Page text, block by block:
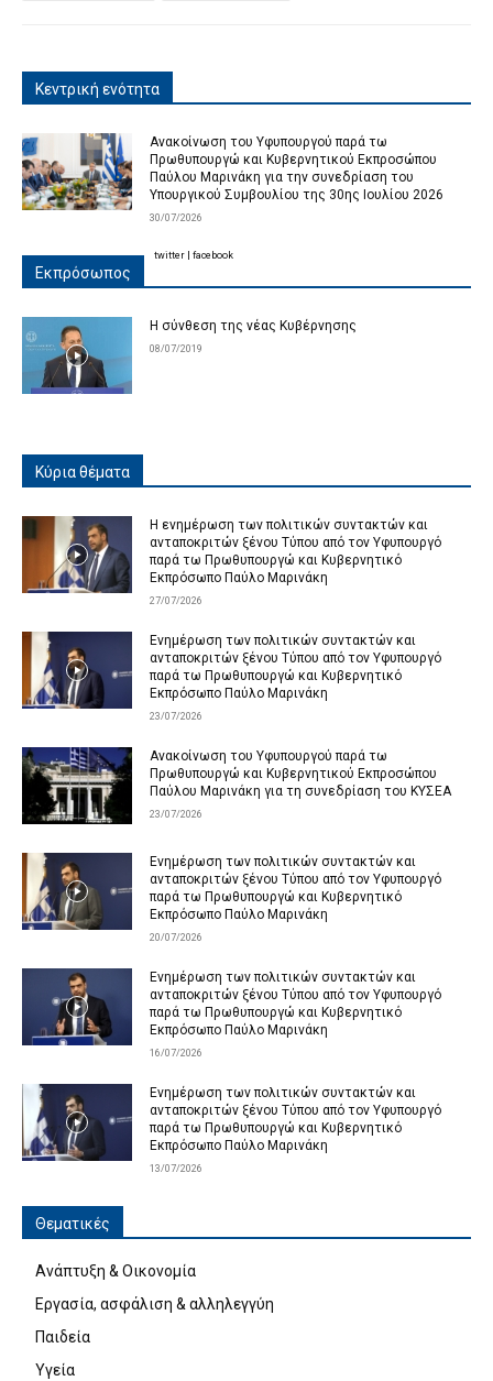
Κεντρική ενότητα
Ανακοίνωση του Υφυπουργού παρά τω
Πρωθυπουργώ και Κυβερνητικού Εκπροσώπου
Παύλου Μαρινάκη για την συνεδρίαση του
Υπουργικού Συμβουλίου της 30ης Ιουλίου 2026
30/07/2026
Εκπρόσωπος
Η σύνθεση της νέας Κυβέρνησης
08/07/2019
twitter facebook
Κύρια θέματα
Η ενημέρωση των πολιτικών συντακτών και
ανταποκριτών ξένου Τύπου από τον Υφυπουργό
παρά τω Πρωθυπουργώ και Κυβερνητικό
Εκπρόσωπο Παύλο Μαρινάκη
27/07/2026
Ενημέρωση των πολιτικών συντακτών και
ανταποκριτών ξένου Τύπου από τον Υφυπουργό
παρά τω Πρωθυπουργώ και Κυβερνητικό
Εκπρόσωπο Παύλο Μαρινάκη
23/07/2026
Ανακοίνωση του Υφυπουργού παρά τω
Πρωθυπουργώ και Κυβερνητικού Εκπροσώπου
Παύλου Μαρινάκη για τη συνεδρίαση του ΚΥΣΕΑ
23/07/2026
Ενημέρωση των πολιτικών συντακτών και
ανταποκριτών ξένου Τύπου από τον Υφυπουργό
παρά τω Πρωθυπουργώ και Κυβερνητικό
Εκπρόσωπο Παύλο Μαρινάκη
20/07/2026
Ενημέρωση των πολιτικών συντακτών και
ανταποκριτών ξένου Τύπου από τον Υφυπουργό
παρά τω Πρωθυπουργώ και Κυβερνητικό
Εκπρόσωπο Παύλο Μαρινάκη
16/07/2026
Ενημέρωση των πολιτικών συντακτών και
ανταποκριτών ξένου Τύπου από τον Υφυπουργό
παρά τω Πρωθυπουργώ και Κυβερνητικό
Εκπρόσωπο Παύλο Μαρινάκη
13/07/2026
Θεματικές
Ανάπτυξη & Οικονομία
Εργασία, ασφάλιση & αλληλεγγύη
Παιδεία
Υγεία